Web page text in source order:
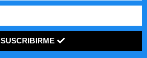
SUSCRIBIRME